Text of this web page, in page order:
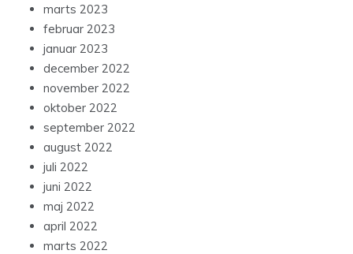
marts 2023
februar 2023
januar 2023
december 2022
november 2022
oktober 2022
september 2022
august 2022
juli 2022
juni 2022
maj 2022
april 2022
marts 2022